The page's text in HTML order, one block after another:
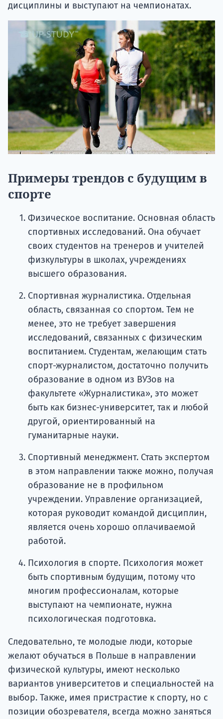
дисциплины и выступают на чемпионатах.
Примеры трендов с будущим в
спорте
Физическое воспитание. Основная область
спортивных исследований. Она обучает
своих студентов на тренеров и учителей
физкультуры в школах, учреждениях
высшего образования.
Спортивная журналистика. Отдельная
область, связанная со спортом. Тем не
менее, это не требует завершения
исследований, связанных с физическим
воспитанием. Студентам, желающим стать
спорт-журналистом, достаточно получить
образование в одном из ВУЗов на
факультете «Журналистика», это может
быть как бизнес-университет, так и любой
другой, ориентированный на
гуманитарные науки.
Спортивный менеджмент. Стать экспертом
в этом направлении также можно, получая
образование не в профильном
учреждении. Управление организацией,
которая руководит командой дисциплин,
является очень хорошо оплачиваемой
работой.
Психология в спорте. Психология может
быть спортивным будущим, потому что
многим профессионалам, которые
выступают на чемпионате, нужна
психологическая подготовка.
Следовательно, те молодые люди, которые
желают обучаться в Польше в направлении
физической культуры, имеют несколько
вариантов университетов и специальностей на
выбор. Также, имея пристрастие к спорту, но с
позиции обозревателя, всегда можно заняться